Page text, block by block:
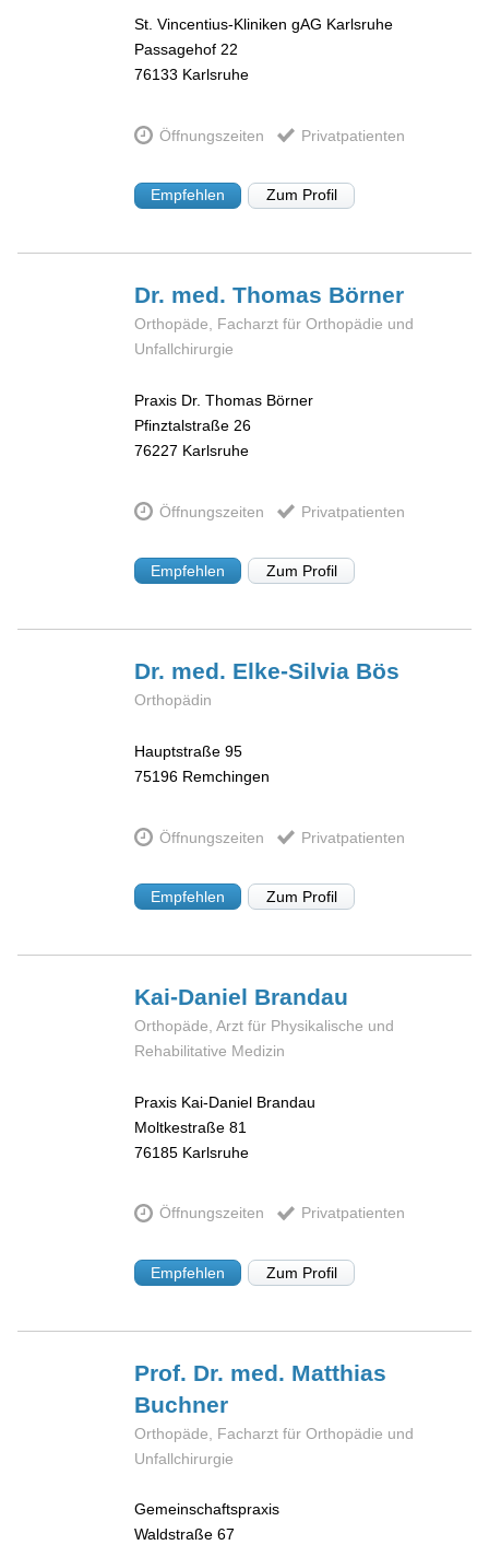
St. Vincentius-Kliniken gAG Karlsruhe
Passagehof 22
76133 Karlsruhe
Öffnungszeiten Privatpatienten
Empfehlen Zum Profil
Dr. med. Thomas Börner
Orthopäde, Facharzt für Orthopädie und
Unfallchirurgie
Praxis Dr. Thomas Börner
Pfinztalstraße 26
76227 Karlsruhe
Öffnungszeiten Privatpatienten
Empfehlen Zum Profil
Dr. med. Elke-Silvia Bös
Orthopädin
Hauptstraße 95
75196 Remchingen
Öffnungszeiten Privatpatienten
Empfehlen Zum Profil
Kai-Daniel Brandau
Orthopäde, Arzt für Physikalische und
Rehabilitative Medizin
Praxis Kai-Daniel Brandau
Moltkestraße 81
76185 Karlsruhe
Öffnungszeiten Privatpatienten
Empfehlen Zum Profil
Prof. Dr. med. Matthias
Buchner
Orthopäde, Facharzt für Orthopädie und
Unfallchirurgie
Gemeinschaftspraxis
Waldstraße 67